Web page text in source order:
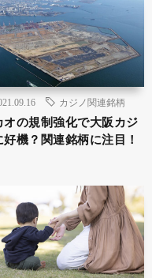
カジノ関連銘柄
オの規制強化で大阪カジ
好機？関連銘柄に注目！